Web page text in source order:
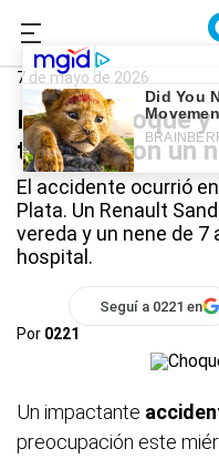
0221.com.ar
7 de mayo de 2026
Fuerte choque
terminó con un
El accidente ocurrió
Plata. Un Renault
vereda y un nene de 7
hospital.
Seguí a 0221 en
Por 0221
Un impactante
preocupación este